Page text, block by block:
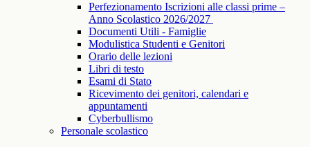
Perfezionamento Iscrizioni alle classi prime –
Anno Scolastico 2026/2027
Documenti Utili - Famiglie
Modulistica Studenti e Genitori
Orario delle lezioni
Libri di testo
Esami di Stato
Ricevimento dei genitori, calendari e
appuntamenti
Cyberbullismo
Personale scolastico